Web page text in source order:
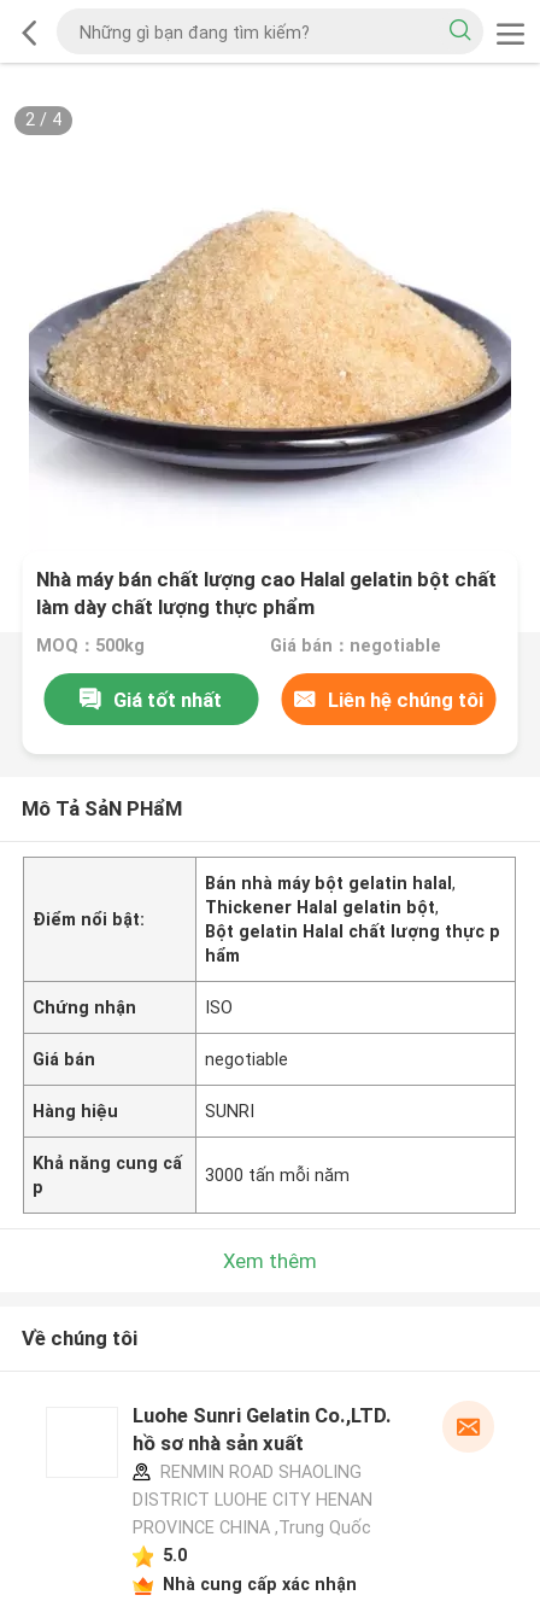
2/ 4
Nhà máy bán chất lượng cao Halal gelatin bột chất
làm dày chất lượng thực phẩm
MOQ：500kg Giá bán：negotiable
Giá tốt nhất Liên hệ chúng tôi
Mô Tả SảN PHẩM
Điểm nổi bật:
Bán nhà máy bột gelatin halal,
Thickener Halal gelatin bột,
Bột gelatin Halal chất lượng thực p
hẩm
Chứng nhận ISO
Giá bán negotiable
Hàng hiệu SUNRI
Khả năng cung cấ
p
3000 tấn mỗi năm
Xem thêm
Về chúng tôi
Luohe Sunri Gelatin Co.,LTD.
hồ sơ nhà sản xuất
RENMIN ROAD SHAOLING
DISTRICT LUOHE CITY HENAN
PROVINCE CHINA ,Trung Quốc
5.0
Nhà cung cấp xác nhận